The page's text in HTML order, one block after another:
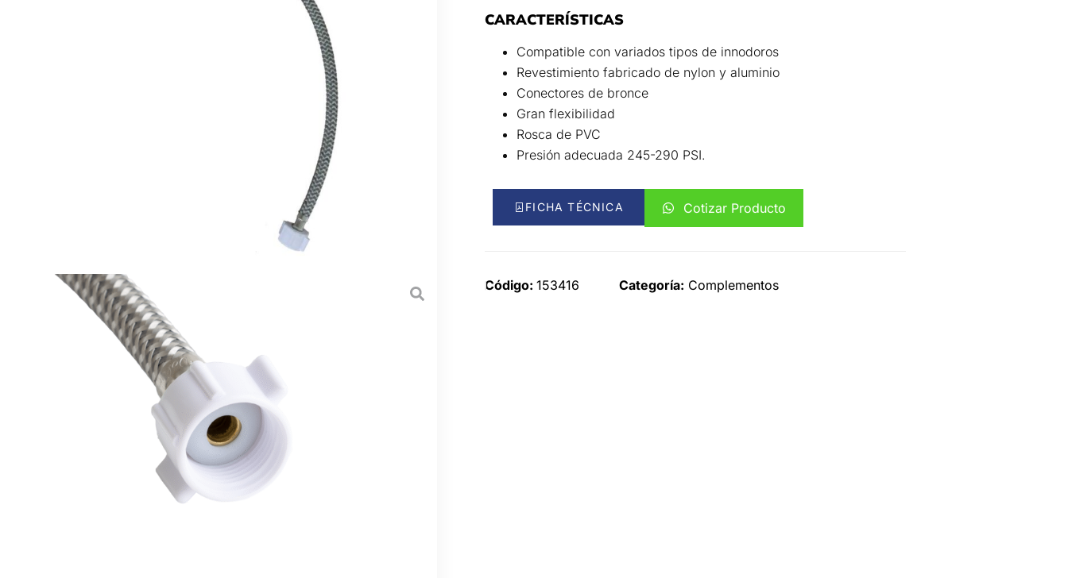
CARACTERÍSTICAS
Compatible con variados tipos de innodoros
Revestimiento fabricado de nylon y aluminio
Conectores de bronce
Gran flexibilidad
Rosca de PVC
Presión adecuada 245-290 PSI.
FICHA TÉCNICA Cotizar Producto
Código: 153416 Categoría: Complementos